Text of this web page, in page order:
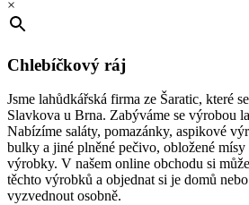
×
Chlebíčkový ráj
Jsme lahůdkářská firma ze Šaratic, které
Slavkova u Brna. Zabýváme se výrobou
Nabízíme saláty, pomazánky, aspikové
bulky a jiné plněné pečivo, obložené mísy
výrobky. V našem online obchodu si
těchto výrobků a objednat si je domů
vyzvednout osobně.